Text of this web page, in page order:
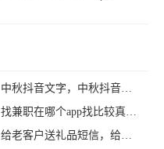
中秋抖音文字，中秋抖音文案简短？
找兼职在哪个app找比较真实可靠，兼职招聘可信平台推荐？
给老客户送礼品短信，给老客户送礼品短信怎么写？